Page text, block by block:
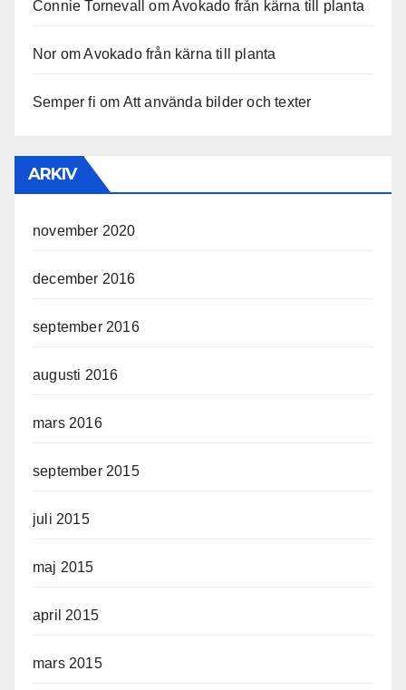
Connie Tornevall omAvokado från kärna till planta
Nor omAvokado från kärna till planta
Semper fi om Att använda bilder och texter
ARKIV
november 2020
december 2016
september 2016
augusti 2016
mars 2016
september 2015
juli 2015
maj 2015
april 2015
mars 2015